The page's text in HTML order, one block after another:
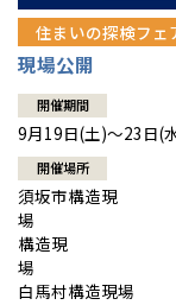
住まいの探検フェ
現場公開
開催期間
9月19日(土)～23日(
開催場所
須坂市構造現
場 上
構造現
白馬村構